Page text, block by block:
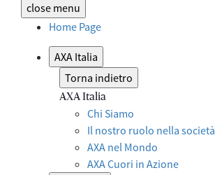
close menu
Home Page
AXA Italia
Torna indietro
AXA Italia
Chi Siamo
Il nostro ruolo nella società
AXA nel Mondo
AXA Cuori in Azione